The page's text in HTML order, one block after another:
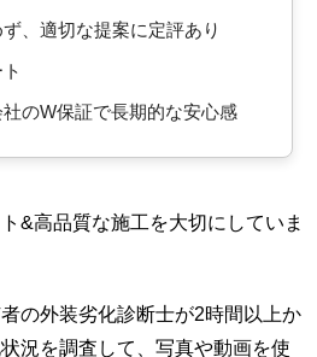
、適切な提案に定評あり
のW保証で長期的な安心感
&高品質な施工を大切にしていま
の外装劣化診断士が2時間以上か
況を調査して、写真や動画を使